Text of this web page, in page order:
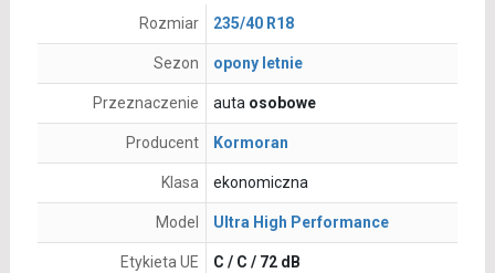
Rozmiar 235/40 R18
Sezon opony letnie
Przeznaczenie auta osobowe
Producent Kormoran
Klasa ekonomiczna
Model Ultra High Performance
Etykieta UE C / C / 72 dB